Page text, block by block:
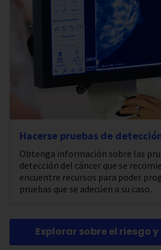
Hacerse pruebas de
Obtenga información sobre las
detección del cáncer que se
encuentre recursos para poder
pruebas que se adecúen a su caso.
Explorar sobre el riesgo